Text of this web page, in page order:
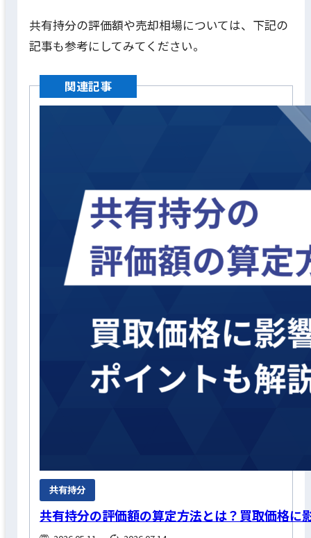
共有持分の評価額や売却相場については、下記の
記事も参考にしてみてください。
関連記事
共有持分
共有持分の評価額の算定方法とは？買取価格に